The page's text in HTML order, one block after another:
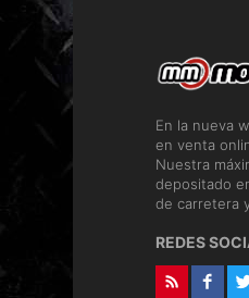
En la nueva
en venta
Nuestra
depositado
de carretera
REDES